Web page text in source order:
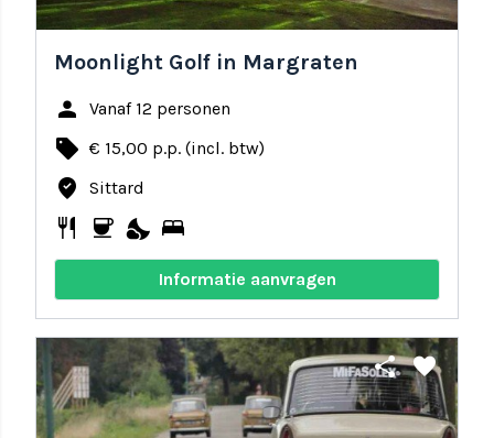
Moonlight Golf in Margraten
person Vanaf 12 personen
local_offer € 15,00 p.p. (incl. btw)
where_to_vote Sittard
restaurant coffee nights_stay bed
Informatie aanvragen
share favorite